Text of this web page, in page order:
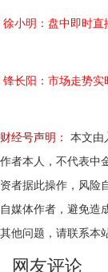
徐小明：盘中即时直
锋长阳：市场走势实
财经号声明：
本文由
作者本人，不代表中
资者据此操作，风险
自媒体作者，避免造
其他问题，请联系本